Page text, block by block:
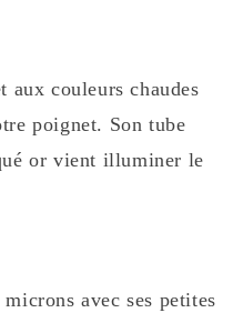
aux couleurs chaudes
poignet. Son tube
or vient illuminer le
avec ses petites